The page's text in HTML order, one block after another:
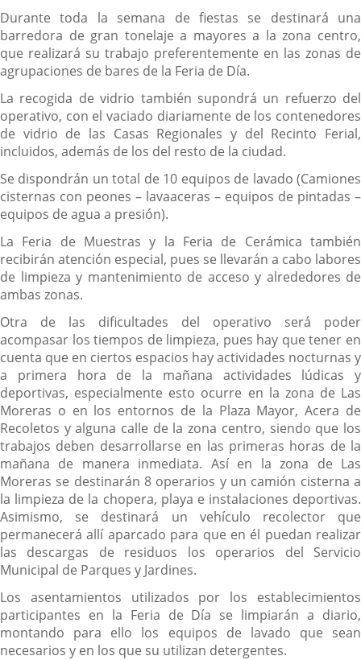
Durante toda la semana de fiestas se destinará una
barredora de gran tonelaje a mayores a la zona centro,
que realizará su trabajo preferentemente en las zonas de
agrupaciones de bares de la Feria de Día.
La recogida de vidrio también supondrá un refuerzo del
operativo, con el vaciado diariamente de los contenedores
de vidrio de las Casas Regionales y del Recinto Ferial,
incluidos, además de los del resto de la ciudad.
Se dispondrán un total de 10 equipos de lavado (Camiones
cisternas con peones – lavaaceras – equipos de pintadas –
equipos de agua a presión).
La Feria de Muestras y la Feria de Cerámica también
recibirán atención especial, pues se llevarán a cabo labores
de limpieza y mantenimiento de acceso y alrededores de
ambas zonas.
Otra de las dificultades del operativo será poder
acompasar los tiempos de limpieza, pues hay que tener en
cuenta que en ciertos espacios hay actividades nocturnas y
a primera hora de la mañana actividades lúdicas y
deportivas, especialmente esto ocurre en la zona de Las
Moreras o en los entornos de la Plaza Mayor, Acera de
Recoletos y alguna calle de la zona centro, siendo que los
trabajos deben desarrollarse en las primeras horas de la
mañana de manera inmediata. Así en la zona de Las
Moreras se destinarán 8 operarios y un camión cisterna a
la limpieza de la chopera, playa e instalaciones deportivas.
Asimismo, se destinará un vehículo recolector que
permanecerá allí aparcado para que en él puedan realizar
las descargas de residuos los operarios del Servicio
Municipal de Parques y Jardines.
Los asentamientos utilizados por los establecimientos
participantes en la Feria de Día se limpiarán a diario,
montando para ello los equipos de lavado que sean
necesarios y en los que su utilizan detergentes.